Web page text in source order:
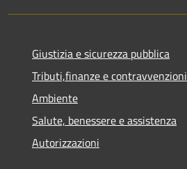
Giustizia e sicurezza pubblica
Tributi,finanze e contravvenzioni
Ambiente
Salute, benessere e assistenza
Autorizzazioni